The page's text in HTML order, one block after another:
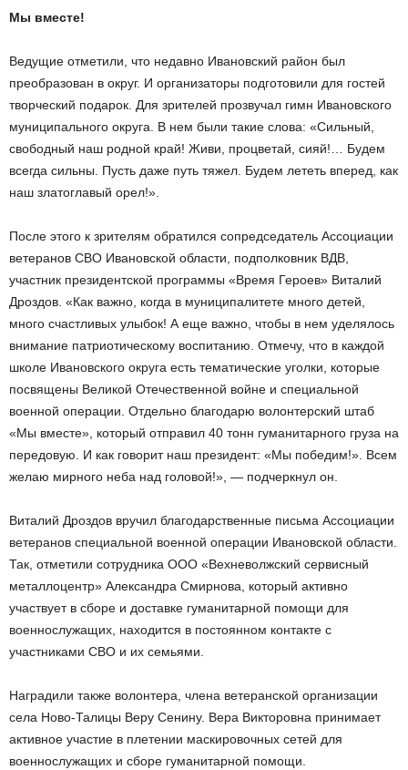
Мы вместе!
Ведущие отметили, что недавно Ивановский район был
преобразован в округ. И организаторы подготовили для гостей
творческий подарок. Для зрителей прозвучал гимн Ивановского
муниципального округа. В нем были такие слова: «Сильный,
свободный наш родной край! Живи, процветай, сияй!… Будем
всегда сильны. Пусть даже путь тяжел. Будем лететь вперед, как
наш златоглавый орел!».
После этого к зрителям обратился сопредседатель Ассоциации
ветеранов СВО Ивановской области, подполковник ВДВ,
участник президентской программы «Время Героев» Виталий
Дроздов. «Как важно, когда в муниципалитете много детей,
много счастливых улыбок! А еще важно, чтобы в нем уделялось
внимание патриотическому воспитанию. Отмечу, что в каждой
школе Ивановского округа есть тематические уголки, которые
посвящены Великой Отечественной войне и специальной
военной операции. Отдельно благодарю волонтерский штаб
«Мы вместе», который отправил 40 тонн гуманитарного груза на
передовую. И как говорит наш президент: «Мы победим!». Всем
желаю мирного неба над головой!», — подчеркнул он.
Виталий Дроздов вручил благодарственные письма Ассоциации
ветеранов специальной военной операции Ивановской области.
Так, отметили сотрудника ООО «Вехневолжский сервисный
металлоцентр» Александра Смирнова, который активно
участвует в сборе и доставке гуманитарной помощи для
военнослужащих, находится в постоянном контакте с
участниками СВО и их семьями.
Наградили также волонтера, члена ветеранской организации
села Ново-Талицы Веру Сенину. Вера Викторовна принимает
активное участие в плетении маскировочных сетей для
военнослужащих и сборе гуманитарной помощи.